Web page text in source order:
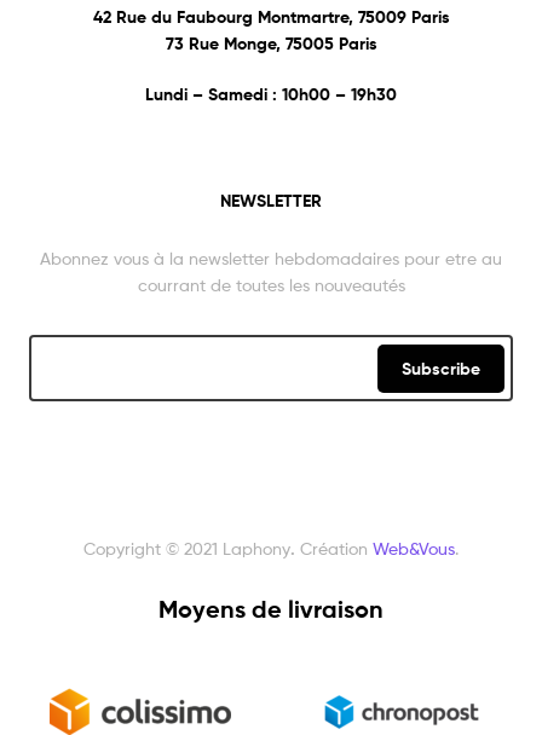
42 Rue du Faubourg Montmartre, 75009 Paris
73 Rue Monge, 75005 Paris
Lundi – Samedi : 10h00 – 19h30
NEWSLETTER
Abonnez vous à la newsletter hebdomadaires pour etre au
courrant de toutes les nouveautés
Subscribe
Copyright © 2021 Laphony. Création Web&Vous.
Moyens de livraison